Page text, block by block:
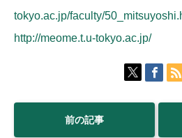
tokyo.ac.jp/faculty/
http://meome.t.u-tokyo.ac.jp/
前の記事